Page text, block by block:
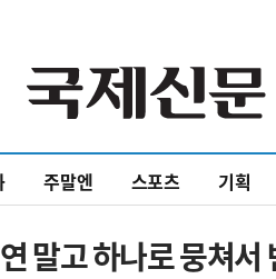
주말엔 스포츠 기획
말고 하나로 뭉쳐서